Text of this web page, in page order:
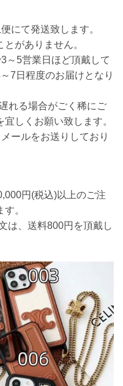
にて発送致します。
がありません。
～5営業日ほど頂戴して
7日程度のお届けとなり
れる場合がごく稀にご
しくお願い致します。
ールをお送りしており
円(税込)以上のご注
。
は、送料800円を頂戴し